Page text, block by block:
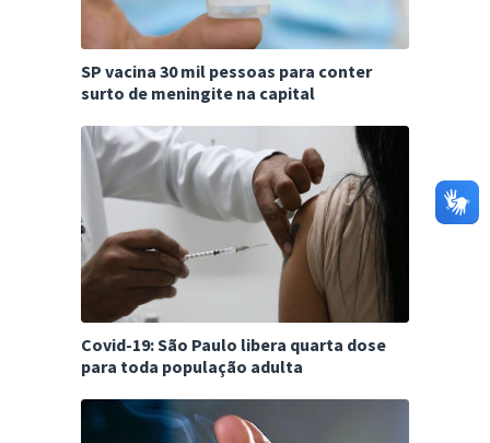
SP vacina 30 mil pessoas para conter
surto de meningite na capital
Covid-19: São Paulo libera quarta dose
para toda população adulta